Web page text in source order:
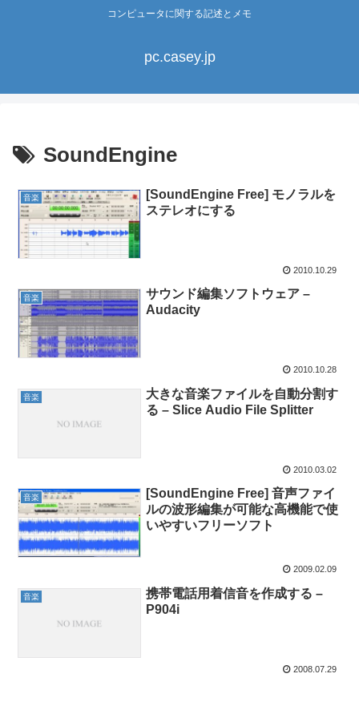
コンピュータに関する記述とメモ
pc.casey.jp
SoundEngine
音楽
[SoundEngine Free] モノラルを
ステレオにする
2010.10.29
音楽
サウンド編集ソフトウェア –
Audacity
2010.10.28
音楽
大きな音楽ファイルを自動分割す
る – Slice Audio File Splitter
2010.03.02
音楽
[SoundEngine Free] 音声ファイ
ルの波形編集が可能な高機能で使
いやすいフリーソフト
2009.02.09
音楽
携帯電話用着信音を作成する –
P904i
2008.07.29